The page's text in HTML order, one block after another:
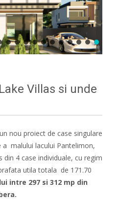
Villas si unde
nou proiect de case singulare
malului lacului Pantelimon,
4 case individuale, cu regim
utila totala de 171.70
intre 297 si 312 mp din